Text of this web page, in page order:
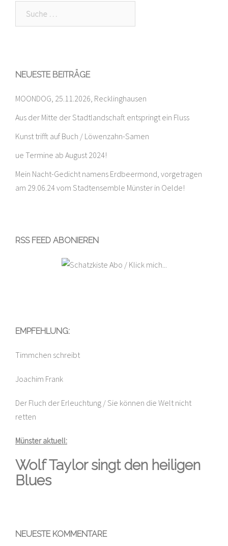
NEUESTE BEITRÄGE
MOONDOG, 25.11.2026, Recklinghausen
Aus der Mitte der Stadtlandschaft entspringt ein Fluss
Kunst trifft auf Buch / Löwenzahn-Samen
ue Termine ab August 2024!
Mein Nacht-Gedicht namens Erdbeermond, vorgetragen
am 29.06.24 vom Stadtensemble Münster in Oelde!
RSS FEED ABONIEREN
EMPFEHLUNG:
Timmchen schreibt
Joachim Frank
Der Fluch der Erleuchtung / Sie können die Welt nicht
retten
Münster aktuell:
Wolf Taylor singt den heiligen
Blues
NEUESTE KOMMENTARE